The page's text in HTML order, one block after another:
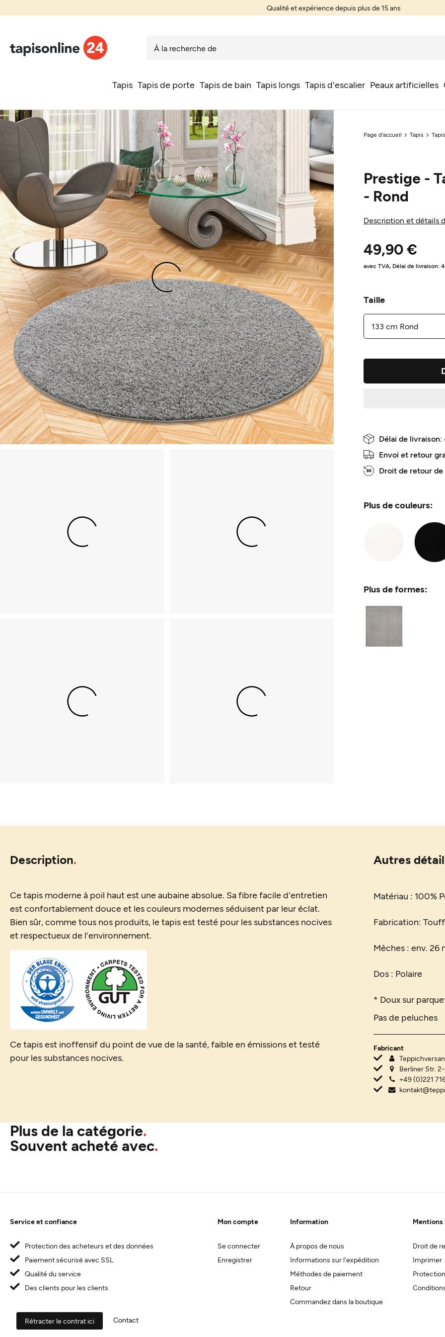
Qualité et expérience depuis plus de 15 ans
Tapis Tapis de porte Tapis de bain Tapis longs Tapis d'escalier Peaux artificielles
Page d'accueil Tapis
Prestige -
- Rond
Description et détails
49,90 €
avec TVA, Délai de livraison:
Taille
Délai de
Envoi et retour
Droit de retour
Plus de couleurs:
Plus de formes:
Description
Ce tapis moderne à poil haut est une aubaine absolue. Sa fibre facile d'entretien
est confortablement douce et les couleurs modernes séduisent par leur éclat.
Bien sûr, comme tous nos produits, le tapis est testé pour les substances nocives
et respectueux de l'environnement.
Ce tapis est inoffensif du point de vue de la santé, faible en émissions et testé
pour les substances nocives.
Autres
Matériau : 100%
Fabrication:
Mèches : env.
Dos : Polaire
* Doux sur
Pas de peluches
Fabricant
Berliner Str.
+49 (0)221
Plus de la catégorie
Souvent acheté avec
Mon compte
Se connecter
Enregistrer
Information
À propos de nous
Informations sur l'expédition
Méthodes de paiement
Retour
Commandez dans la boutique
Mentions
Droit de
Imprimer
Service et confiance
Protection des acheteurs et des données
Paiement sécurisé avec SSL
Qualité du service
Des clients pour les clients
Rétracter le contrat ici Contact